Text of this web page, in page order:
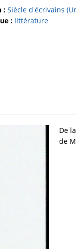
: Siècle d'écrivains
: littérature
De
de